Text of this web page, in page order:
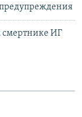
смертнике ИГ